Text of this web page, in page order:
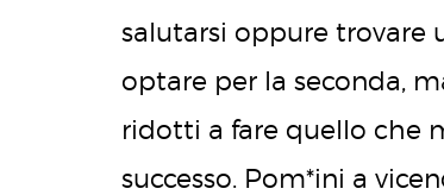
salutarsi oppure trovare
optare per la seconda,
ridotti a fare quello che
successo. Pom*ini a